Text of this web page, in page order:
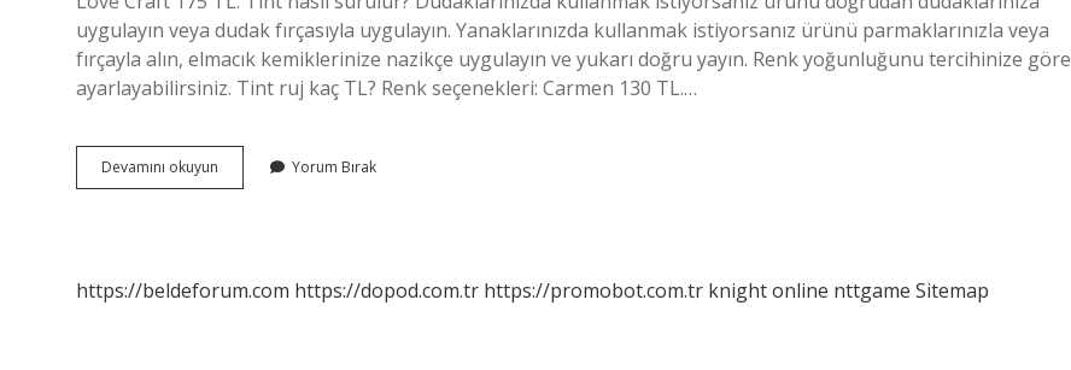
uygulayın veya dudak fırçasıyla uygulayın. Yanaklarınızda kullanmak istiyorsanız ürünü parmaklarınızla veya
fırçayla alın, elmacık kemiklerinize nazikçe uygulayın ve yukarı doğru yayın. Renk yoğunluğunu tercihinize göre
ayarlayabilirsiniz. Tint ruj kaç TL? Renk seçenekleri: Carmen 130 TL.…
Devamını okuyun
Tint
Yorum Bırak
https://beldeforum.com https://dopod.com.tr https://promobot.com.tr knight online nttgame Sitemap